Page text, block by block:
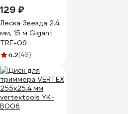
129 ₽
Леска Звезда 2.4
мм, 15 м Gigant
TRE-09
4.2(49)